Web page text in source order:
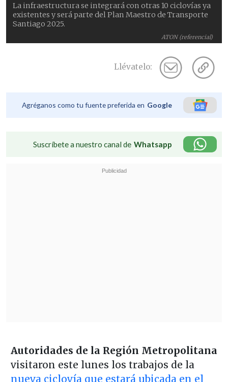
ATON (referencial)
La infraestructura se integrará con otras 10 ciclovías ya
existentes y será parte del Plan Maestro de Transporte
Santiago 2025.
Llévatelo:
Agréganos como tu fuente preferida en Google
Suscríbete a nuestro canal de Whatsapp
Autoridades de la Región Metropolitana
visitaron este lunes los trabajos de la
nueva ciclovía que estará ubicada en el